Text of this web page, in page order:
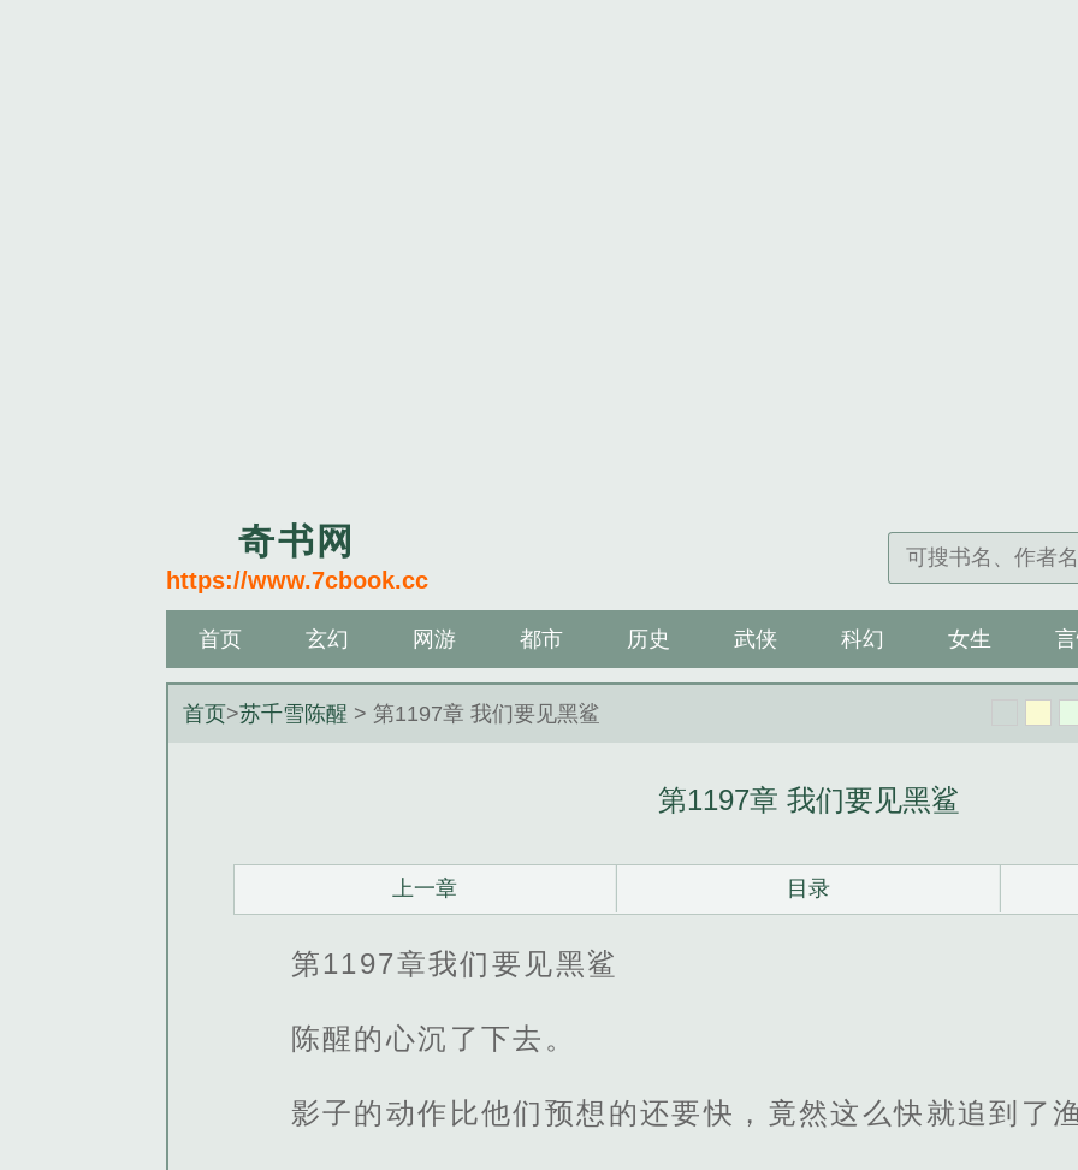
奇书网
https://www.7cbook.cc
首页 玄幻 网游 都市 历史 武侠 科幻 女生
首页>苏千雪陈醒 > 第1197章 我们要见黑鲨
第1197章 我们要见黑鲨
上一章 目录
第1197章我们要见黑鲨
陈醒的心沉了下去。
影子的动作比他们预想的还要快，竟然这么快就追到了